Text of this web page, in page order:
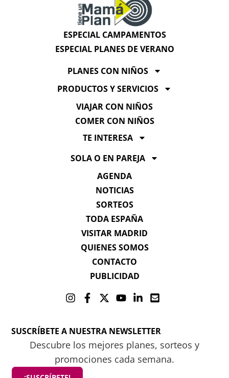
ESPECIAL CAMPAMENTOS
ESPECIAL PLANES DE VERANO
PLANES CON NIÑOS
PRODUCTOS Y SERVICIOS
VIAJAR CON NIÑOS
COMER CON NIÑOS
TE INTERESA
SOLA O EN PAREJA
AGENDA
NOTICIAS
SORTEOS
TODA ESPAÑA
VISITAR MADRID
QUIENES SOMOS
CONTACTO
PUBLICIDAD
SUSCRÍBETE A NUESTRA NEWSLETTER
Descubre los mejores planes, sorteos y
promociones cada semana.